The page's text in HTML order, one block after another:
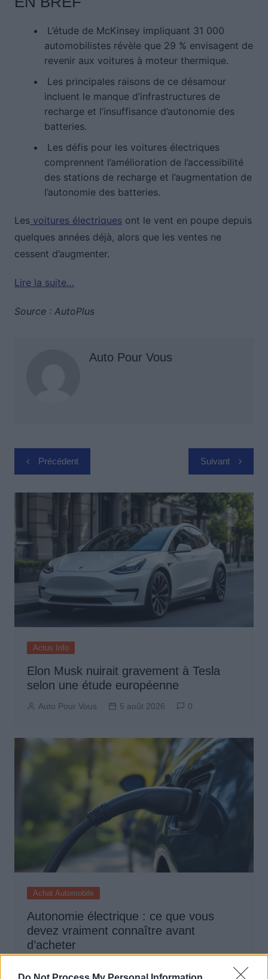
L’étude de McKinsey impliquant 31 000
automobilistes révèle que 29 % envisagent de
revenir aux voitures à moteur thermique.
Les principales raisons de ce désamour
incluent le manque d’infrastructures de
recharge et l’insuffisance d’autonomie des
batteries.
Les défis pour les voitures électriques
comprennent l’amélioration de l’accessibilité
des stations de recharge et l’augmentation de
l’autonomie des batteries.
Lesvoitures électriquesont le vent en poupe depuis
quelques années déjà, alors que les ventes ne
cessent d’augmenter.
Lire la suite…
Source : AutoPlus
Auto Pour Vous
Navigation
de
l’article
Précédent Suivant
Actus Info
Elon Musk nuirait gravement à Tesla
selon une étude européenne
Auto Pour Vous 5 août 2026 0
Achat Automobile
Autonomie électrique : ce que vous
devez vraiment connaître avant
d’acheter